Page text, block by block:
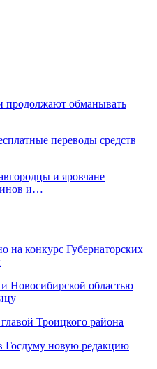
продолжают обманывать
переводы средств
и яровчане
и…
на конкурс Губернаторских
Новосибирской областью
Троицкого района
Госдуму новую редакцию